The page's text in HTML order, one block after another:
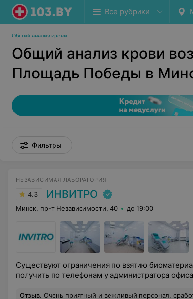
Все рубрики
Общий анализ крови
Общий анализ крови
Площадь Победы в
Фильтры
НЕЗАВИСИМАЯ ЛАБОРАТОРИЯ
4.3 ИНВИТРО
Минск, пр-т Независимости, 40 до 19:00
Существуют ограничения по взятию
получить по телефонам у администратора офиса
Отзыв. Очень приятный и вежливый персонал,